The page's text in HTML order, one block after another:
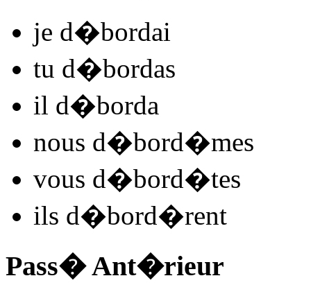
je d�bordai
tu d�bordas
il d�borda
nous d�bord�mes
vous d�bord�tes
ils d�bord�rent
Pass� Ant�rieur